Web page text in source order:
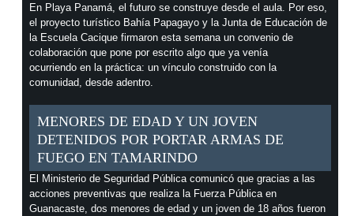
En Playa Panamá, el futuro se construye desde el aula. Por eso,
el proyecto turístico Bahía Papagayo y la Junta de Educación de
la Escuela Cacique firmaron esta semana un convenio de
colaboración que pone por escrito algo que ya venía
ocurriendo en la práctica: un vínculo construido con la
comunidad, desde adentro.
MENORES DE EDAD Y UN JOVEN
DETENIDOS POR PORTAR ARMAS DE
FUEGO EN TAMARINDO
El Ministerio de Seguridad Pública comunicó que gracias a las
acciones preventivas que realiza la Fuerza Pública en
Guanacaste, dos menores de edad y un joven de 18 años fueron